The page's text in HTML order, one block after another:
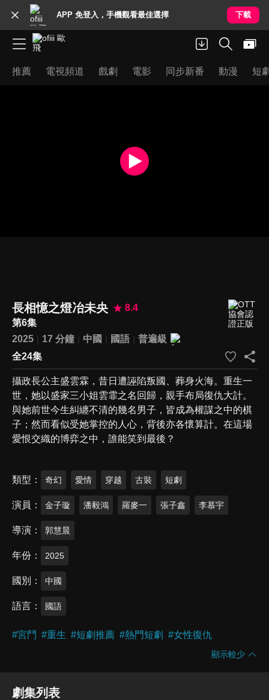
APP 免登入，手機觀看最佳選擇 下載
推薦 電視頻道 戲劇 電影 同步新番 動漫 短
長相憶之燈冶未央
8.4
第6集
2025
17 分鐘 中國 國語
普遍級
全24集
攝政長公主盛雲霖，昔日遭誣陷叛國、葬身火海。重生一
世，她以盛家三小姐雲霏之名回歸，親手布局復仇大計。
與她前世今生糾纏不清的幾名男子，皆成為權謀之中的棋
子；然而看似受她掌控的人心，背後亦各懷算計。在這場
愛恨交織的博弈之中，誰能笑到最後？
類型 奇幻 愛情 穿越 古裝 短劇
演員 金子璇 潘毅鴻 羅麥一 張子鑫 李慕宇
導演 郭慧晨
年份 2025
國別 中國
語言 國語
#宮鬥 #重生 #短劇推薦 #熱門短劇 #女性復仇
顯示較少
劇集列表